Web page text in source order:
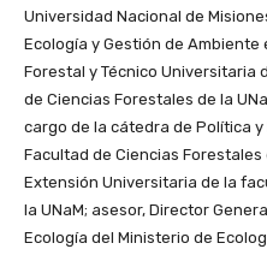
Universidad Nacional de
Ecología y Gestión de
Forestal y Técnico Universitaria
de Ciencias Forestales de la
cargo de la cátedra de Política
Facultad de Ciencias Forestales
Extensión Universitaria de la
la UNaM; asesor, Director
Ecología del Ministerio de